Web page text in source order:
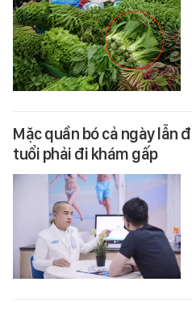
Mặc quần bó cả ngày lẫn
tuổi phải đi khám gấp